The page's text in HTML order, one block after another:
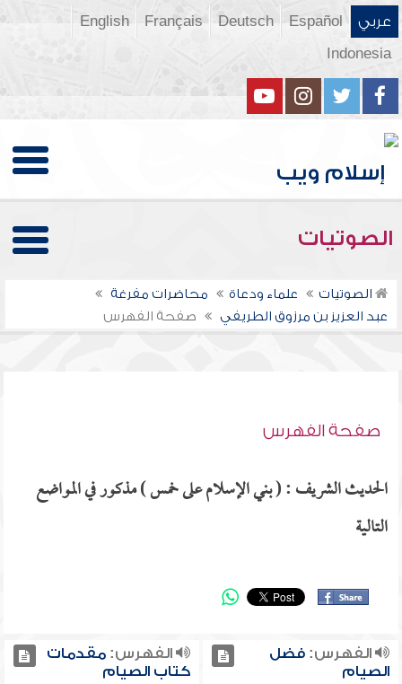
عربي Español
Deutsch
Français
English
Indonesia
الصوتيات
الصوتيات علماء ودعاة
محاضرات مفرغة
عبد العزيز بن مرزوق الطريفي
صفحة الفهرس
صفحة الفهرس
الحديث الشريف : ( بني الإسلام على خمس ) مذكور في المواضع
التالية
الفهرس:فضل
الصيام
الفهرس:مقدمات
كتاب الصيام